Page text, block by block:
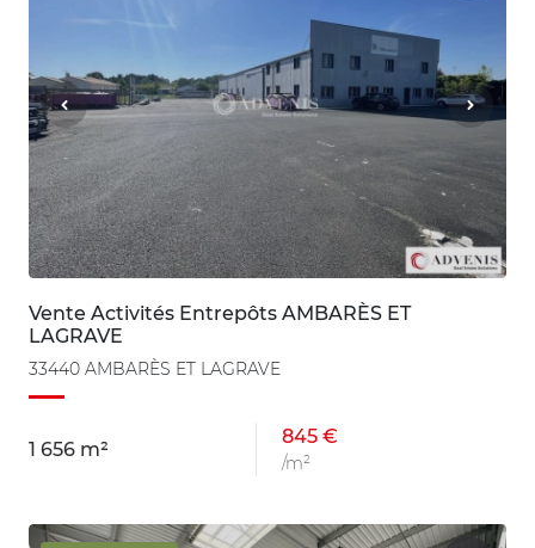
Vente Activités Entrepôts AMBARÈS ET
LAGRAVE
33440 AMBARÈS ET LAGRAVE
1 656 m²
845 €
/m²